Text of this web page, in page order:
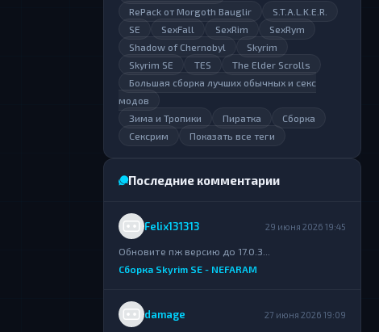
RePack от Morgoth Bauglir
S.T.A.L.K.E.R.
SE
SexFall SexRim
SexRym
Shadow of Chernobyl
Skyrim
Skyrim SE
TES
The Elder Scrolls
Большая сборка лучших обычных и секс
модов
Зима и Тропики
Пиратка
Сборка
Сексрим
Показать все теги
Последние комментарии
Felix131313 29 июня 2026 19:45
Обновите пж версию до 17.0.3...
Сборка Skyrim SE - NEFARAM
damage 27 июня 2026 19:09